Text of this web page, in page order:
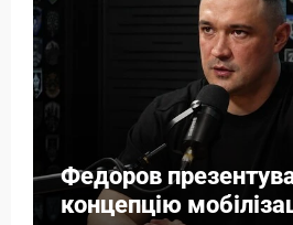
Федоров
концепцію